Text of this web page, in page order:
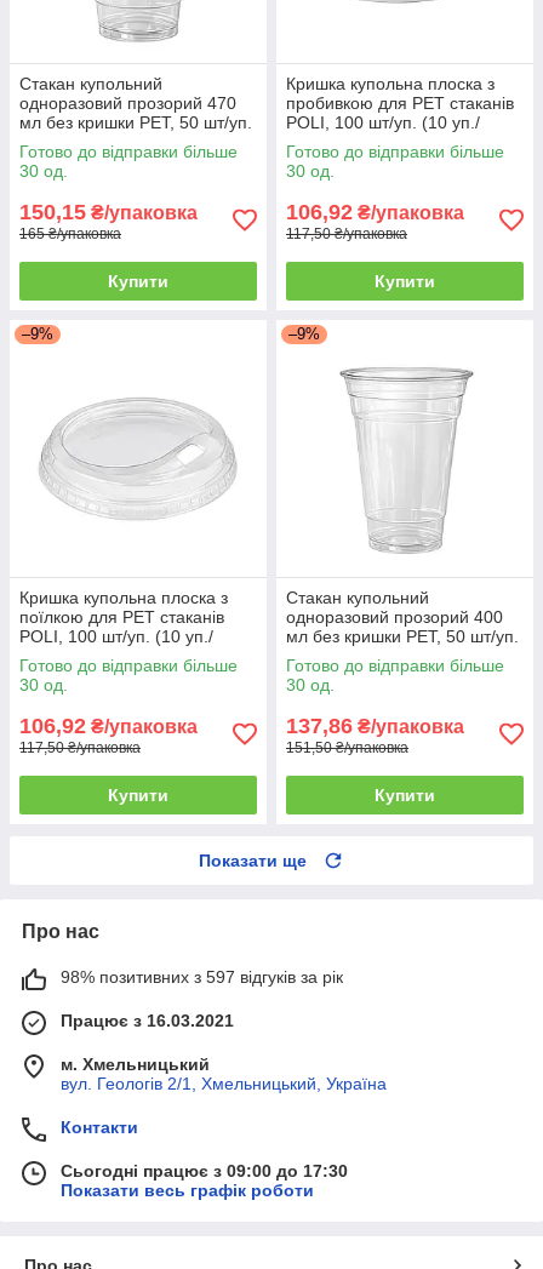
Стакан купольний
одноразовий прозорий 470
мл без кришки PET, 50 шт/уп.
(20 уп./ящик)
Готово до відправки більше
30 од.
150,15 ₴/упаковка
165 ₴/упаковка
Купити
Кришка купольна плоска з
пробивкою для PET стаканів
POLI, 100 шт/уп. (10 уп./
ящик)
Готово до відправки більше
30 од.
106,92 ₴/упаковка
117,50 ₴/упаковка
Купити
–9%
Кришка купольна плоска з
поїлкою для PET стаканів
POLI, 100 шт/уп. (10 уп./
ящик)
Готово до відправки більше
30 од.
106,92 ₴/упаковка
117,50 ₴/упаковка
Купити
–9%
Стакан купольний
одноразовий прозорий 400
мл без кришки PET, 50 шт/уп.
(20 уп./ящик)
Готово до відправки більше
30 од.
137,86 ₴/упаковка
151,50 ₴/упаковка
Купити
Показати ще
Про нас
98% позитивних з 597 відгуків за рік
Працює з 16.03.2021
м. Хмельницький
вул. Геологів 2/1, Хмельницький, Україна
Контакти
Сьогодні працює з 09:00 до 17:30
Показати весь графік роботи